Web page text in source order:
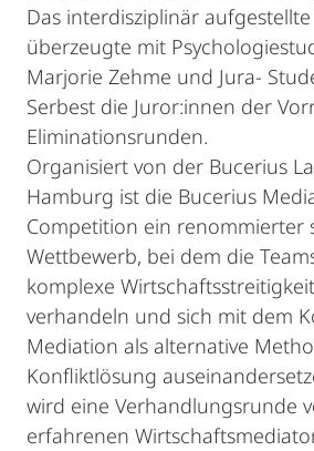
Das interdisziplinär aufgestellte
überzeugte mit
Marjorie Zehme und Jura-
Serbest die Juror:innen der
Eliminationsrunden.
Organisiert von der Bucerius
Hamburg ist die Bucerius
Competition ein renommierter
Wettbewerb, bei dem die
komplexe
verhandeln und sich mit dem
Mediation als alternative
Konfliktlösung
wird eine Verhandlungsrunde
erfahrenen